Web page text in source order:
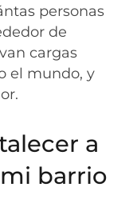
personas
de
cargas
el mundo, y
a
barrio